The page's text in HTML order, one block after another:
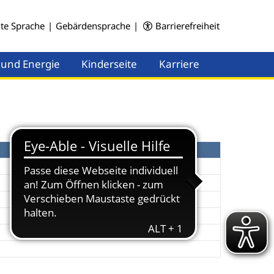
Sprache | Gebärdensprache | Barrierefreiheit
Energie
Kinderseite
Karriere